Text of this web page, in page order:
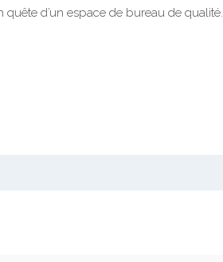
d’un espace de bureau de qualité.